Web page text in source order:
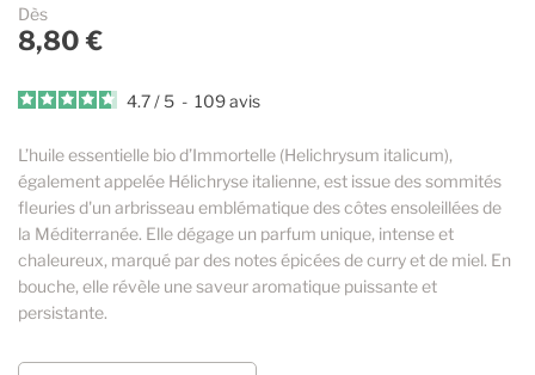
Dès
8,80 €
4.7/ 5 - 109avis
L’huile essentielle bio d’Immortelle (Helichrysum italicum),
également appelée Hélichryse italienne, est issue des sommités
fleuries d'un arbrisseau emblématique des côtes ensoleillées de
la Méditerranée. Elle dégage un parfum unique, intense et
chaleureux, marqué par des notes épicées de curry et de miel. En
bouche, elle révèle une saveur aromatique puissante et
persistante.